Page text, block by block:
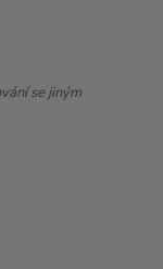
se jiným